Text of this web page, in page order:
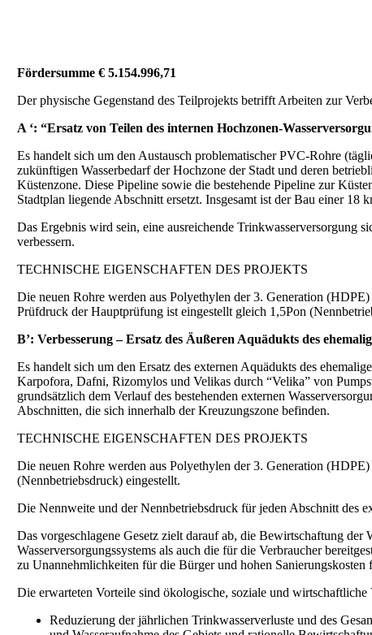
Fördersumme € 5.154.996,71
Der physische Gegenstand des Teilprojekts betrifft Arbeiten zur
A ‘: “Ersatz von Teilen des internen Hochzonen-
Es handelt sich um den Austausch problematischer PVC-Rohre
zukünftigen Wasserbedarf der Hochzone der Stadt und deren
Küstenzone. Diese Pipeline sowie die bestehende Pipeline zur
Stadtplan liegende Abschnitt ersetzt. Insgesamt ist der Bau einer
Das Ergebnis wird sein, eine ausreichende Trinkwasserversorgung
verbessern.
TECHNISCHE EIGENSCHAFTEN DES PROJEKTS
Die neuen Rohre werden aus Polyethylen der 3. Generation
Prüfdruck der Hauptprüfung ist eingestellt gleich 1,5Pon
B’: Verbesserung – Ersatz des Äußeren Aquädukts des
Es handelt sich um den Ersatz des externen Aquädukts des
Karpofora, Dafni, Rizomylos und Velikas durch “Velika” von
grundsätzlich dem Verlauf des bestehenden externen
Abschnitten, die sich innerhalb der Kreuzungszone befinden.
TECHNISCHE EIGENSCHAFTEN DES PROJEKTS
Die neuen Rohre werden aus Polyethylen der 3. Generation
(Nennbetriebsdruck) eingestellt.
Die Nennweite und der Nennbetriebsdruck für jeden Abschnitt des
Das vorgeschlagene Gesetz zielt darauf ab, die Bewirtschaftung
Wasserversorgungssystems als auch die für die Verbraucher
zu Unannehmlichkeiten für die Bürger und hohen
Die erwarteten Vorteile sind ökologische, soziale und wirtschaftliche
Reduzierung der jährlichen Trinkwasserverluste und des